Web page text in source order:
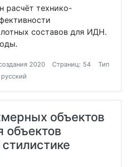
расчёт технико-
составов для ИДН.
2020 Страниц: 54
Тип
объектов
объектов